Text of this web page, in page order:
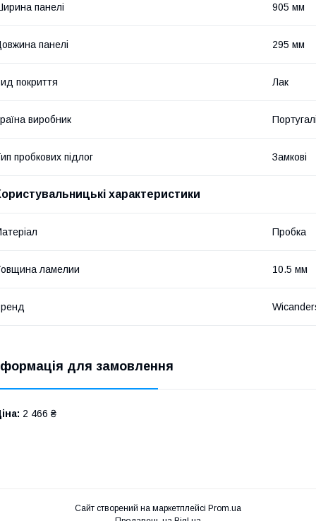
панелі 905 мм
панелі 295 мм
покриття Лак
виробник
пробкових підлог Замкові
характеристики
Пробка
ламелии 10.5 мм
для замовлення
2 466 ₴
Сайт створений на маркетплейсі Prom.ua